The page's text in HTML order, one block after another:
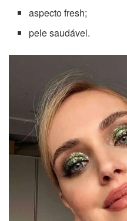
aspecto fresh;
pele saudável.